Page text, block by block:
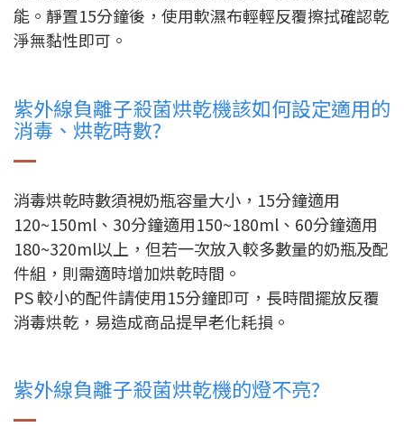
能。靜置15分鐘後，使用軟濕布輕輕反覆擦拭確認乾
淨無黏性即可。
紫外線負離子殺菌烘乾機該如何設定適用的
消毒、烘乾時數?
消毒烘乾時數須視奶瓶容量大小，15分鐘適用
120~150ml、30分鐘適用150~180ml、60分鐘適用
180~320ml以上，但若一次放入較多數量的奶瓶及配
件組，則需適時增加烘乾時間。
PS 較小的配件請使用15分鐘即可，長時間擺放反覆
消毒烘乾，易造成商品提早老化耗損。
紫外線負離子殺菌烘乾機的燈不亮?